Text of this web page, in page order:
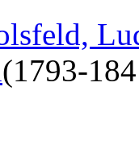
(1793-